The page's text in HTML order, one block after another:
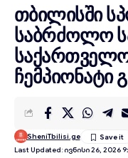
თბილისში
საბრძოლო
ჩემპიონატი
Last Updated: Ივნისი 26, 2026
SheniTbilisi.ge